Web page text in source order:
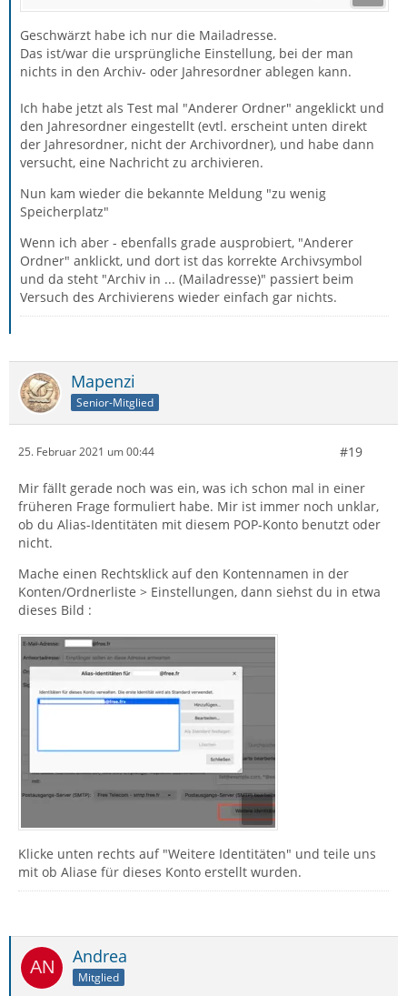
Geschwärzt habe ich nur die Mailadresse.
Das ist/war die ursprüngliche Einstellung, bei der man
nichts in den Archiv- oder Jahresordner ablegen kann.
Ich habe jetzt als Test mal "Anderer Ordner" angeklickt und
den Jahresordner eingestellt (evtl. erscheint unten direkt
der Jahresordner, nicht der Archivordner), und habe dann
versucht, eine Nachricht zu archivieren.
Nun kam wieder die bekannte Meldung "zu wenig
Speicherplatz"
Wenn ich aber - ebenfalls grade ausprobiert, "Anderer
Ordner" anklickt, und dort ist das korrekte Archivsymbol
und da steht "Archiv in ... (Mailadresse)" passiert beim
Versuch des Archivierens wieder einfach gar nichts.
Mapenzi
Senior-Mitglied
25. Februar 2021 um 00:44 #19
Mir fällt gerade noch was ein, was ich schon mal in einer
früheren Frage formuliert habe. Mir ist immer noch unklar,
ob du Alias-Identitäten mit diesem POP-Konto benutzt oder
nicht.
Mache einen Rechtsklick auf den Kontennamen in der
Konten/Ordnerliste > Einstellungen, dann siehst du in etwa
dieses Bild :
Klicke unten rechts auf "Weitere Identitäten" und teile uns
mit ob Aliase für dieses Konto erstellt wurden.
Andrea
Mitglied